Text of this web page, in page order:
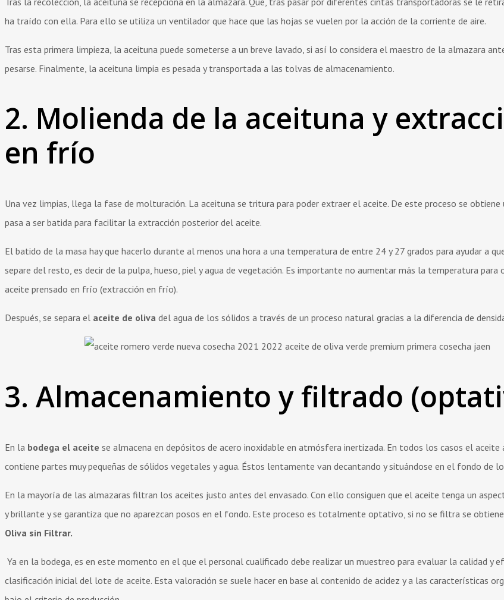
ha traído con ella. Para ello se utiliza un ventilador que hace que las hojas se vuelen por la acción de la corriente de aire.
Tras esta primera limpieza, la aceituna puede someterse a un breve lavado, si así lo considera el maestro de la almazara
pesarse. Finalmente, la aceituna limpia es pesada y transportada a las tolvas de almacenamiento.
2. Molienda de la aceituna y
en frío
Una vez limpias, llega la fase de molturación. La aceituna se tritura para poder extraer el aceite. De este proceso se obtiene
pasa a ser batida para facilitar la extracción posterior del aceite.
El batido de la masa hay que hacerlo durante al menos una hora a una temperatura de entre 24 y 27 grados para ayudar a
separe del resto, es decir de la pulpa, hueso, piel y agua de vegetación. Es importante no aumentar más la temperatura para
aceite prensado en frío (extracción en frío).
Después, se separa el aceite de oliva del agua de los sólidos a través de un proceso natural gracias a la diferencia de
3. Almacenamiento y filtrado
En la bodega el aceite se almacena en depósitos de acero inoxidable en atmósfera inertizada. En todos los casos el aceite
contiene partes muy pequeñas de sólidos vegetales y agua. Éstos lentamente van decantando y situándose en el fondo de
En la mayoría de las almazaras filtran los aceites justo antes del envasado. Con ello consiguen que el aceite tenga un
y brillante y se garantiza que no aparezcan posos en el fondo. Este proceso es totalmente optativo, si no se filtra se
Oliva sin Filtrar.
Ya en la bodega, es en este momento en el que el personal cualificado debe realizar un muestreo para evaluar la calidad y
clasificación inicial del lote de aceite. Esta valoración se suele hacer en base al contenido de acidez y a las características